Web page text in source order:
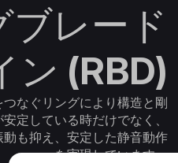
ブレード
ン (RBD)
なぐリングにより構造と剛
定している時だけでなく、
も抑え、安定した静音動作
を実現しています。